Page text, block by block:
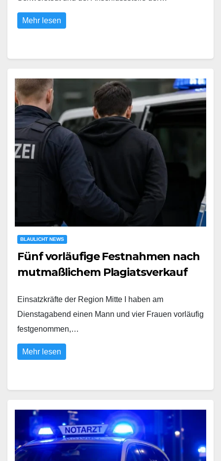
Mehr lesen
BLAULICHT NEWS
Fünf vorläufige Festnahmen nach
mutmaßlichem Plagiatsverkauf
Einsatzkräfte der Region Mitte I haben am
Dienstagabend einen Mann und vier Frauen vorläufig
festgenommen,…
Mehr lesen